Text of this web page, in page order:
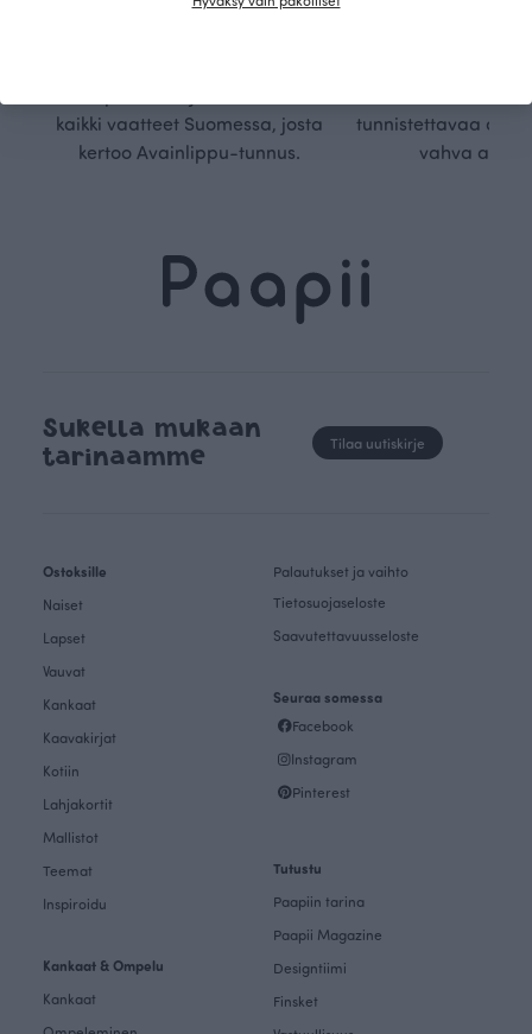
Käytämme vain GOTS- ja
kaikki vaatteet Suomessa, josta
kertoo Avainlippu-tunnus.
tunnistettavaa
vahva
Sukella mukaan
tarinaamme
Tilaa uutiskirje
Ostoksille
Naiset
Lapset
Vauvat
Kankaat
Kaavakirjat
Kotiin
Lahjakortit
Mallistot
Teemat
Inspiroidu
Kankaat & Ompelu
Kankaat
Palautukset ja vaihto
Tietosuojaseloste
Saavutettavuusseloste
Seuraa somessa
Facebook
Instagram
Pinterest
Tutustu
Paapiin tarina
Paapii Magazine
Designtiimi
Finsket